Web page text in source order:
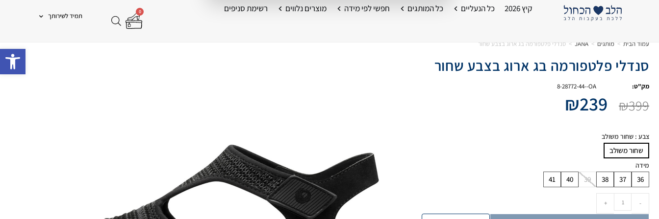
קיץ 2026 כל הנעליים כל המותגים חפשי לפי מידה מוצרים נלווים רשימת סניפים 0
תמיד לשירותך
עמוד הבית > מותגים >
JANA
> סנדלי פלטפורמה בג ארוג בצבע שחור
סנדלי פלטפורמה בג ארוג בצבע שחור
מק"ט: 8-28772-44--OA
₪399
₪239
צבע : שחור משולב
שחור משולב
מידה
36
37
38
39
40
41
-
+